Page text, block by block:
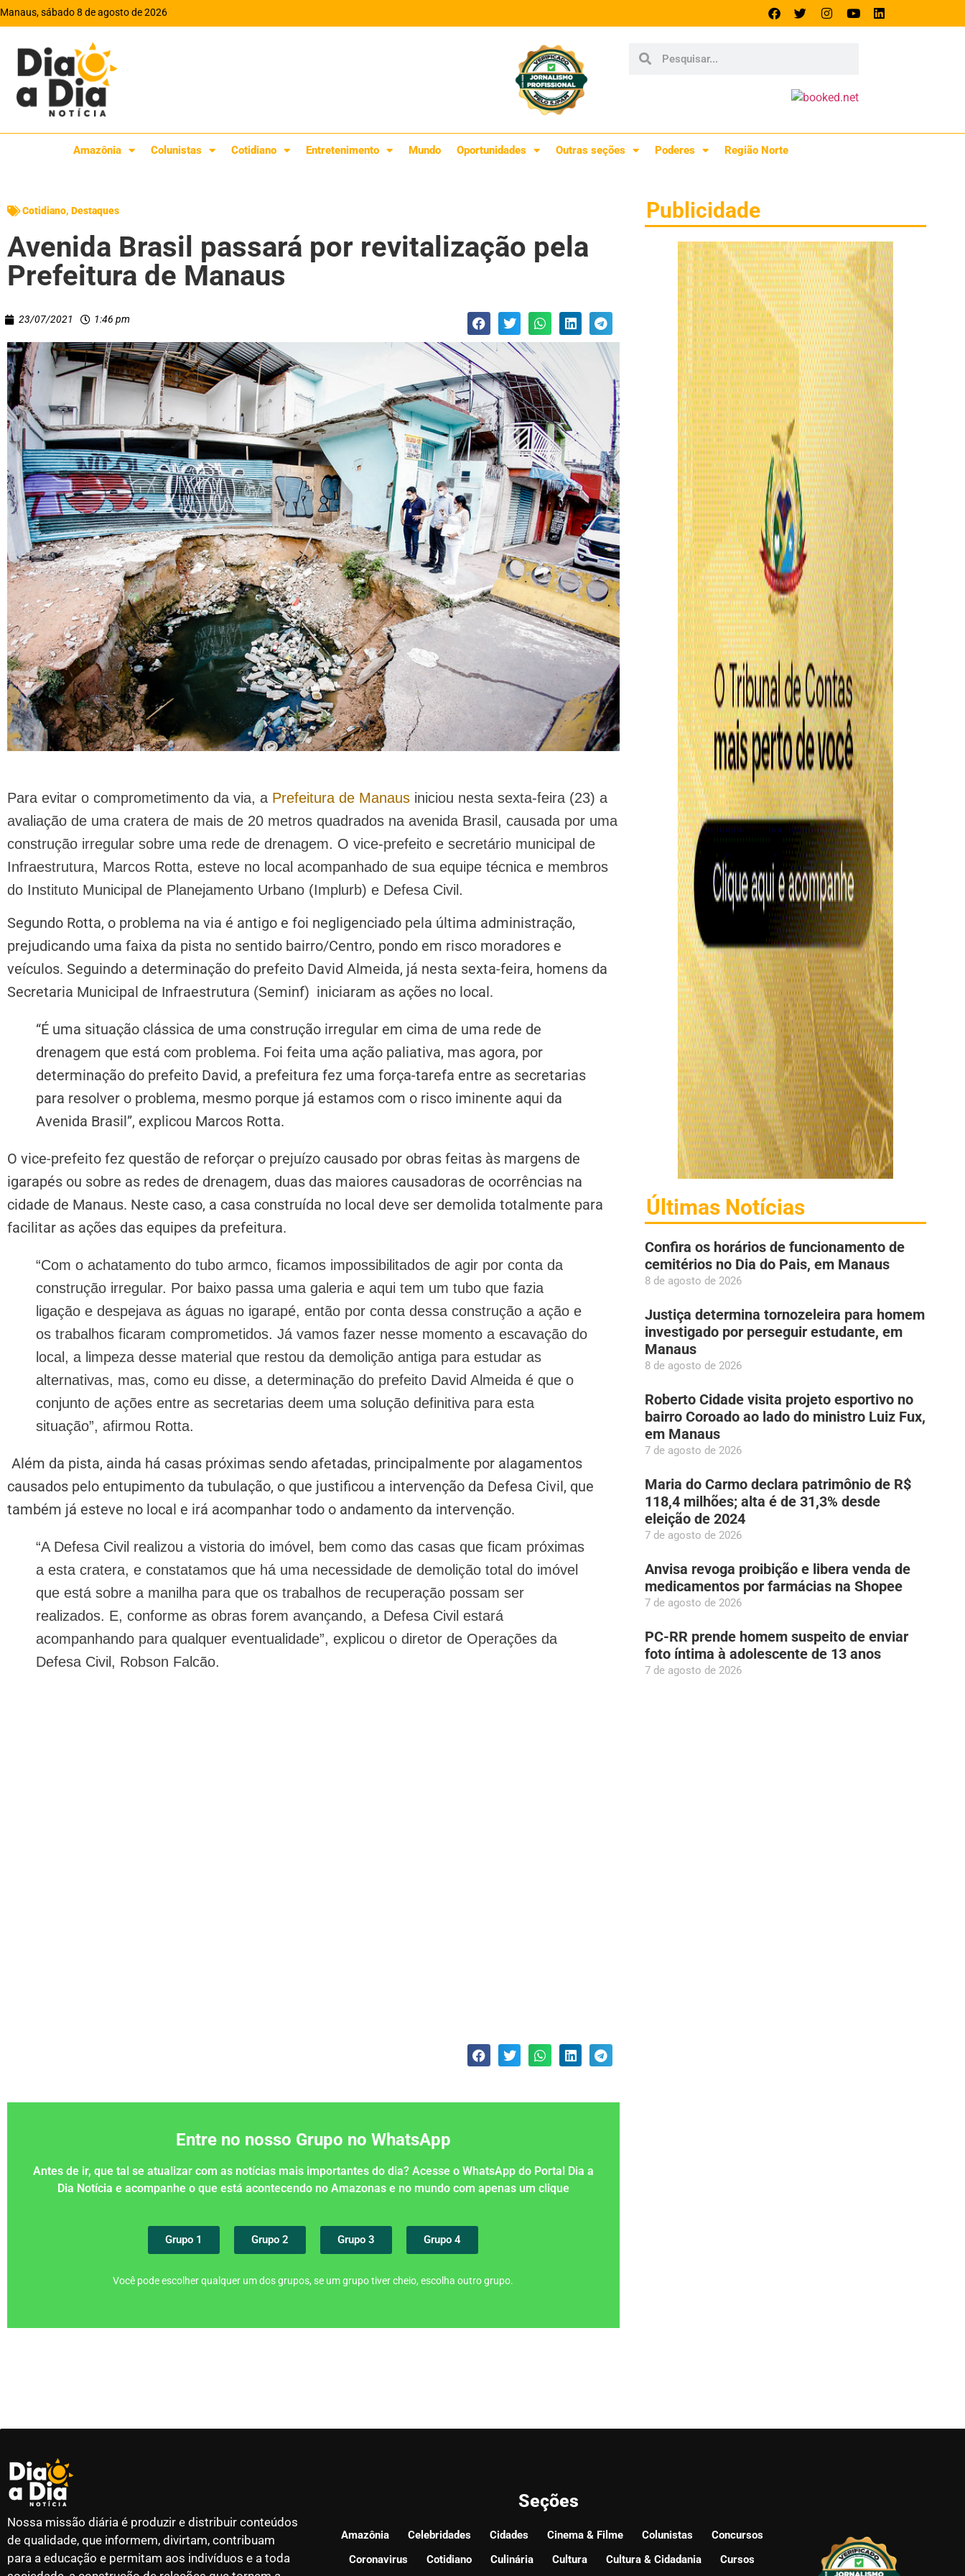
Manaus, sábado 8 de agosto de 2026
Amazônia Colunistas Cotidiano Entretenimento Mundo Oportunidades Outras seções Poderes Região Norte
Cotidiano, Destaques
Avenida Brasil passará por revitalização pela
Prefeitura de Manaus
23/07/2021 1:46 pm
Para evitar o comprometimento da via, a Prefeitura de Manaus iniciou nesta sexta-feira (23) a
avaliação de uma cratera de mais de 20 metros quadrados na avenida Brasil, causada por uma
construção irregular sobre uma rede de drenagem. O vice-prefeito e secretário municipal de
Infraestrutura, Marcos Rotta, esteve no local acompanhado de sua equipe técnica e membros
do Instituto Municipal de Planejamento Urbano (Implurb) e Defesa Civil.
Segundo Rotta, o problema na via é antigo e foi negligenciado pela última administração,
prejudicando uma faixa da pista no sentido bairro/Centro, pondo em risco moradores e
veículos. Seguindo a determinação do prefeito David Almeida, já nesta sexta-feira, homens da
Secretaria Municipal de Infraestrutura (Seminf) iniciaram as ações no local.
“É uma situação clássica de uma construção irregular em cima de uma rede de
drenagem que está com problema. Foi feita uma ação paliativa, mas agora, por
determinação do prefeito David, a prefeitura fez uma força-tarefa entre as secretarias
para resolver o problema, mesmo porque já estamos com o risco iminente aqui da
Avenida Brasil”, explicou Marcos Rotta.
O vice-prefeito fez questão de reforçar o prejuízo causado por obras feitas às margens de
igarapés ou sobre as redes de drenagem, duas das maiores causadoras de ocorrências na
cidade de Manaus. Neste caso, a casa construída no local deve ser demolida totalmente para
facilitar as ações das equipes da prefeitura.
“Com o achatamento do tubo armco, ficamos impossibilitados de agir por conta da
construção irregular. Por baixo passa uma galeria e aqui tem um tubo que fazia
ligação e despejava as águas no igarapé, então por conta dessa construção a ação e
os trabalhos ficaram comprometidos. Já vamos fazer nesse momento a escavação do
local, a limpeza desse material que restou da demolição antiga para estudar as
alternativas, mas, como eu disse, a determinação do prefeito David Almeida é que o
conjunto de ações entre as secretarias deem uma solução definitiva para esta
situação”, afirmou Rotta.
Além da pista, ainda há casas próximas sendo afetadas, principalmente por alagamentos
causados pelo entupimento da tubulação, o que justificou a intervenção da Defesa Civil, que
também já esteve no local e irá acompanhar todo o andamento da intervenção.
“A Defesa Civil realizou a vistoria do imóvel, bem como das casas que ficam próximas
a esta cratera, e constatamos que há uma necessidade de demolição total do imóvel
que está sobre a manilha para que os trabalhos de recuperação possam ser
realizados. E, conforme as obras forem avançando, a Defesa Civil estará
acompanhando para qualquer eventualidade”, explicou o diretor de Operações da
Defesa Civil, Robson Falcão.
Entre no nosso Grupo no WhatsApp
Antes de ir, que tal se atualizar com as notícias mais importantes do dia? Acesse o WhatsApp do Portal Dia a
Dia Notícia e acompanhe o que está acontecendo no Amazonas e no mundo com apenas um clique
Grupo 1 Grupo 2 Grupo 3 Grupo 4
Você pode escolher qualquer um dos grupos, se um grupo tiver cheio, escolha outro grupo.
Publicidade
Últimas Notícias
Confira os horários de funcionamento de
cemitérios no Dia do Pais, em Manaus
8 de agosto de 2026
Justiça determina tornozeleira para homem
investigado por perseguir estudante, em
Manaus
8 de agosto de 2026
Roberto Cidade visita projeto esportivo no
bairro Coroado ao lado do ministro Luiz Fux,
em Manaus
7 de agosto de 2026
Maria do Carmo declara patrimônio de R$
118,4 milhões; alta é de 31,3% desde
eleição de 2024
7 de agosto de 2026
Anvisa revoga proibição e libera venda de
medicamentos por farmácias na Shopee
7 de agosto de 2026
PC-RR prende homem suspeito de enviar
foto íntima à adolescente de 13 anos
7 de agosto de 2026
Nossa missão diária é produzir e distribuir conteúdos
de qualidade, que informem, divirtam, contribuam
para a educação e permitam aos indivíduos e a toda
Seções
Amazônia Celebridades Cidades Cinema & Filme Colunistas
Concursos
Coronavirus
Cotidiano Culinária Cultura Cultura & Cidadania Cursos